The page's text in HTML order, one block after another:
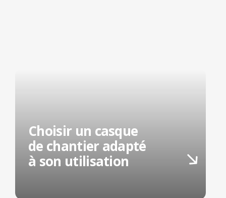
Choisir un casque
de chantier adapté
à son utilisation